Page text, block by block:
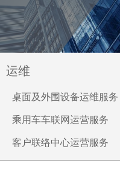
运维
桌面及外围设备运维服务
乘用车车联网运营服务
客户联络中心运营服务